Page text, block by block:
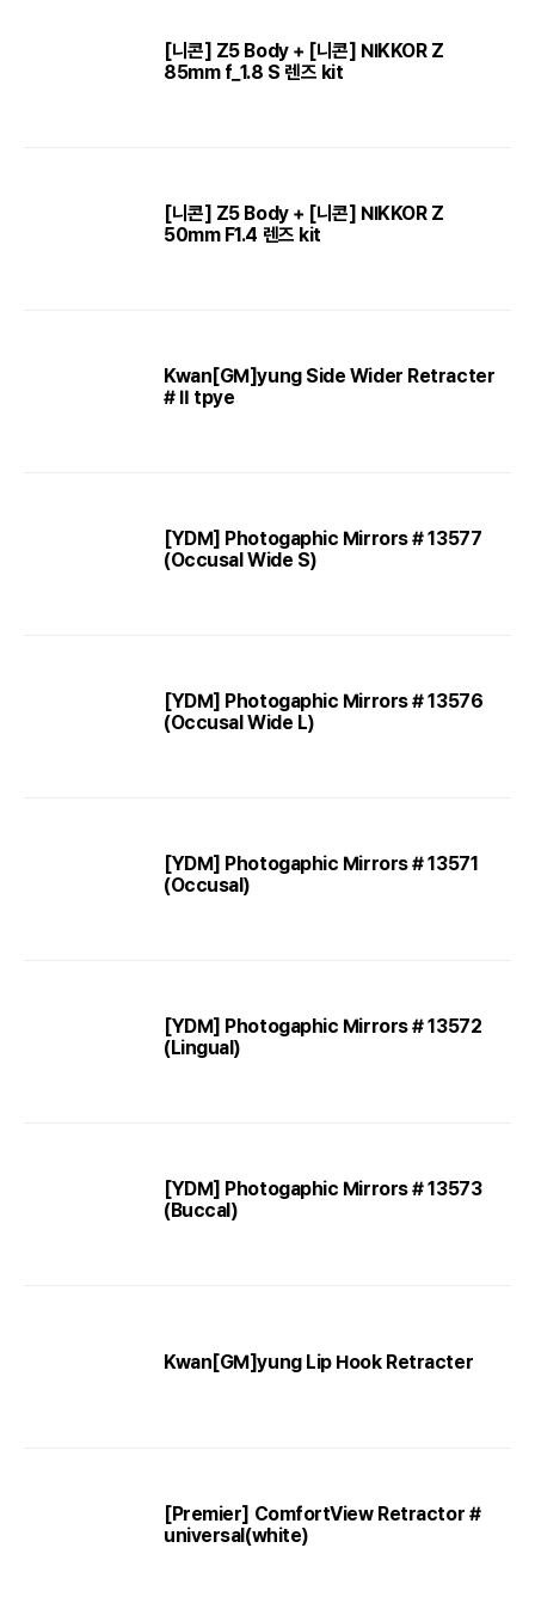
[니콘] Z5 Body + [니콘] NIKKOR Z
85mm f_1.8 S 렌즈 kit
[니콘] Z5 Body + [니콘] NIKKOR Z
50mm F1.4 렌즈 kit
Kwan[GM]yung Side Wider Retracter
# Ⅱ tpye
[YDM] Photogaphic Mirrors # 13577
(Occusal Wide S)
[YDM] Photogaphic Mirrors # 13576
(Occusal Wide L)
[YDM] Photogaphic Mirrors # 13571
(Occusal)
[YDM] Photogaphic Mirrors # 13572
(Lingual)
[YDM] Photogaphic Mirrors # 13573
(Buccal)
Kwan[GM]yung Lip Hook Retracter
[Premier] ComfortView Retractor #
universal(white)